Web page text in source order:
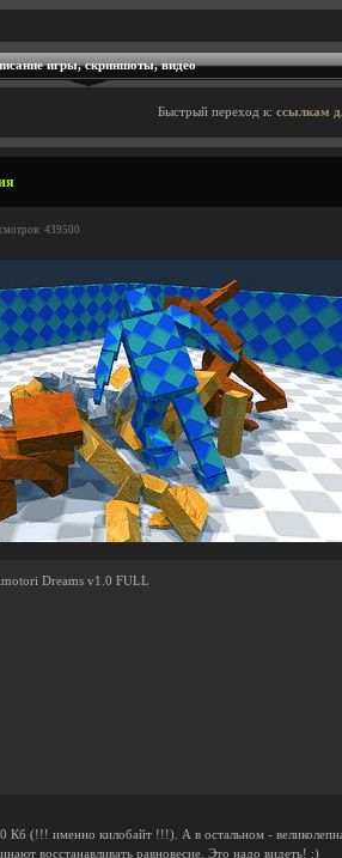
игры, скриншоты, видео
Быстрый переход к: ссылкам
439500
Dreams v1.0 FULL
(!!! именно килобайт !!!). А в остальном -
восстанавливать равновесие. Это надо видеть! :)